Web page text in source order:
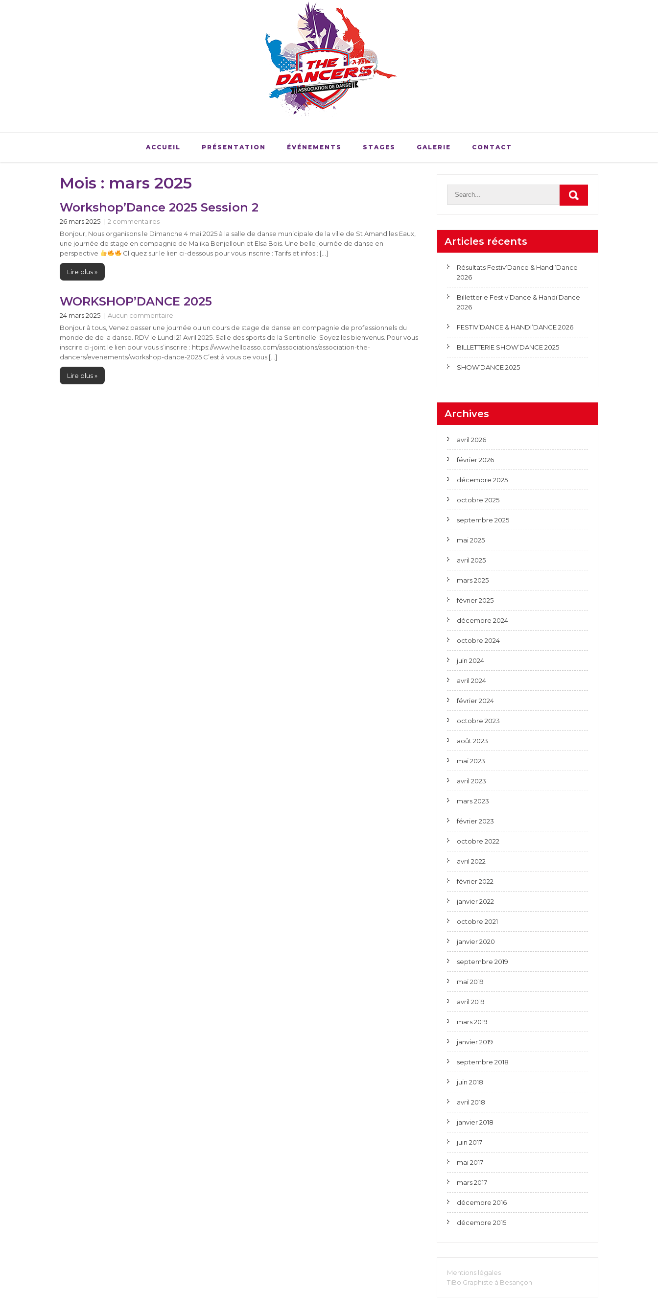
ACCUEIL PRÉSENTATION ÉVÉNEMENTS STAGES GALERIE CONTACT
Mois : mars 2025
Workshop’Dance 2025 Session 2
26 mars 2025 | 2 commentaires
Bonjour, Nous organisons le Dimanche 4 mai 2025 à la salle de danse municipale de la ville de St Amand les Eaux,
une journée de stage en compagnie de Malika Benjelloun et Elsa Bois. Une belle journée de danse en
perspective
Cliquez sur le lien ci-dessous pour vous inscrire : Tarifs et infos : […]
Lire plus »
WORKSHOP’DANCE 2025
24 mars 2025 | Aucun commentaire
Bonjour à tous, Venez passer une journée ou un cours de stage de danse en compagnie de professionnels du
monde de de la danse. RDV le Lundi 21 Avril 2025. Salle des sports de la Sentinelle. Soyez les bienvenus. Pour vous
inscrire ci-joint le lien pour vous s’inscrire : https://www.helloasso.com/associations/association-the-
dancers/evenements/workshop-dance-2025 C’est à vous de vous […]
Lire plus »
Articles récents
Résultats Festiv’Dance & Handi’Dance
2026
Billetterie Festiv’Dance & Handi’Dance
2026
FESTIV’DANCE & HANDI’DANCE 2026
BILLETTERIE SHOW’DANCE 2025
SHOW’DANCE 2025
Archives
avril 2026
février 2026
décembre 2025
octobre 2025
septembre 2025
mai 2025
avril 2025
mars 2025
février 2025
décembre 2024
octobre 2024
juin 2024
avril 2024
février 2024
octobre 2023
août 2023
mai 2023
avril 2023
mars 2023
février 2023
octobre 2022
avril 2022
février 2022
janvier 2022
octobre 2021
janvier 2020
septembre 2019
mai 2019
avril 2019
mars 2019
janvier 2019
septembre 2018
juin 2018
avril 2018
janvier 2018
juin 2017
mai 2017
mars 2017
décembre 2016
décembre 2015
Mentions légales
TiBo Graphiste à Besançon